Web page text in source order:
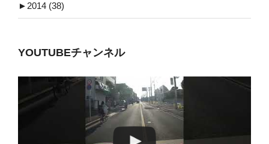
► 2014 (38)
YOUTUBEチャンネル